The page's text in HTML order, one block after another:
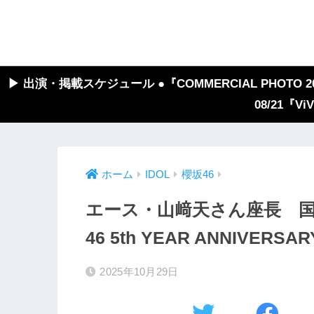
▶︎ 出演・掲載スケジュール ●『COMMERCIAL PHOTO
08/21『
ホーム IDOL 櫻坂46
エース・山﨑天さん座長
46 5th YEAR
2025年10月29日